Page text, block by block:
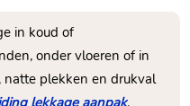
in koud of
onder vloeren of in
natte plekken en drukval